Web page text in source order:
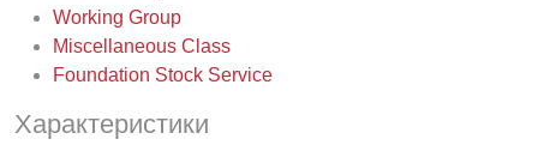
Working Group
Miscellaneous Class
Foundation Stock Service
Характеристики